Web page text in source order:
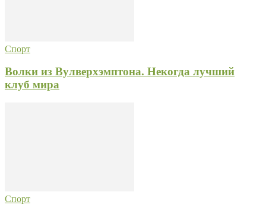
Спорт
Волки из Вулверхэмптона. Некогда лучший
клуб мира
Спорт